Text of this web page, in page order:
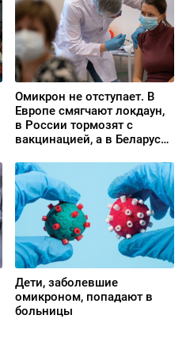
Омикрон не отступает. В
Европе смягчают локдаун,
в России тормозят с
вакцинацией, а в Беларуси
статистику
Дети, заболевшие
омикроном, попадают в
больницы